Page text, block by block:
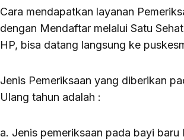
Cara mendapatkan layanan
dengan Mendaftar melalui Satu
HP, bisa datang langsung ke
Jenis Pemeriksaan yang diberikan
Ulang tahun adalah :
a. Jenis pemeriksaan pada bayi